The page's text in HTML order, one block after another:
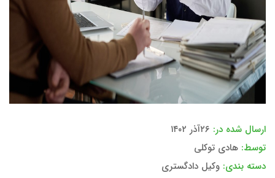
ارسال شده در: ۲۶آذر ۱۴۰۲
توسط: هادی توکلی
دسته بندی: وکیل دادگستری